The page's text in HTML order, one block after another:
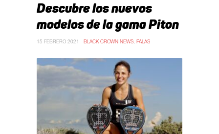
Descubre los nuevos
modelos de la gama Piton
15 FEBRERO 2021 BLACK CROWN NEWS, PALAS